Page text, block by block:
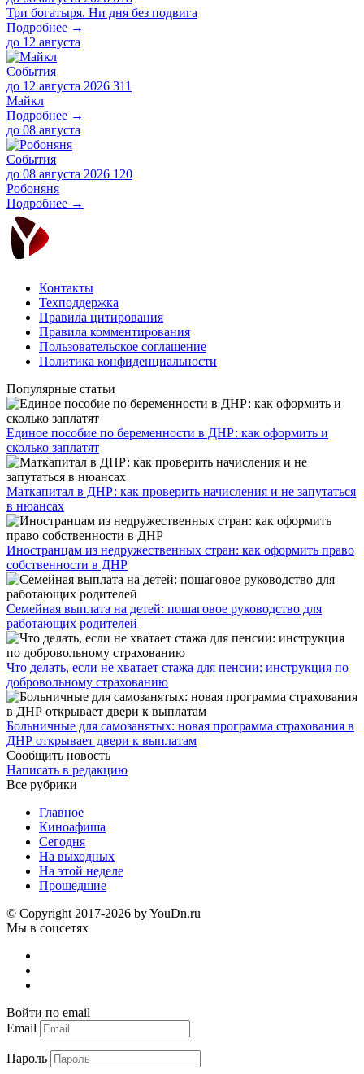
Три богатыря. Ни дня без подвига
Подробнее →
до 12 августа
События
до 12 августа 2026 311
Майкл
Подробнее →
до 08 августа
События
до 08 августа 2026 120
Робоняня
Подробнее →
Контакты
Техподдержка
Правила цитирования
Правила комментирования
Пользовательское соглашение
Политика конфиденциальности
Популярные статьи
Единое пособие по беременности в ДНР: как оформить и
сколько заплатят
​Маткапитал в ДНР: как проверить начисления и не запутаться
в нюансах
Иностранцам из недружественных стран: как оформить право
собственности в ДНР
Семейная выплата на детей: пошаговое руководство для
работающих родителей
Что делать, если не хватает стажа для пенсии: инструкция по
добровольному страхованию
Больничные для самозанятых: новая программа страхования в
ДНР открывает двери к выплатам
Сообщить новость
Написать в редакцию
Все рубрики
Главное
Киноафиша
Сегодня
На выходных
На этой неделе
Прошедшие
© Copyright 2017-2026 by YouDn.ru
Мы в соцсетях
Войти по email
Email
Пароль